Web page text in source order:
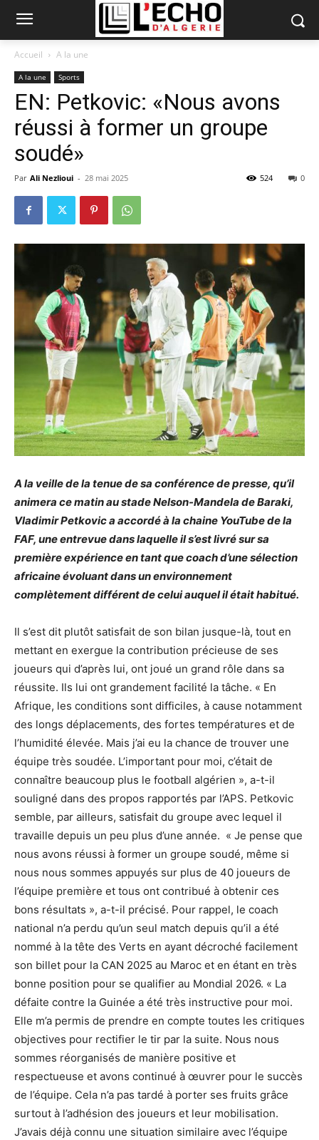
Accueil A la une
A la une Sports
EN: Petkovic: «Nous avons
réussi à former un groupe
soudé»
Par Ali Nezlioui - 28 mai 2025 0
524
A la veille de la tenue de sa conférence de presse, qu’il
animera ce matin au stade Nelson-Mandela de Baraki,
Vladimir Petkovic a accordé à la chaine YouTube de la
FAF, une entrevue dans laquelle il s’est livré sur sa
première expérience en tant que coach d’une sélection
africaine évoluant dans un environnement
complètement différent de celui auquel il était habitué.
Il s’est dit plutôt satisfait de son bilan jusque-là, tout en
mettant en exergue la contribution précieuse de ses
joueurs qui d’après lui, ont joué un grand rôle dans sa
réussite. Ils lui ont grandement facilité la tâche. « En
Afrique, les conditions sont difficiles, à cause notamment
des longs déplacements, des fortes températures et de
l’humidité élevée. Mais j’ai eu la chance de trouver une
équipe très soudée. L’important pour moi, c’était de
connaître beaucoup plus le football algérien », a-t-il
souligné dans des propos rapportés par l’APS. Petkovic
semble, par ailleurs, satisfait du groupe avec lequel il
travaille depuis un peu plus d’une année. « Je pense que
nous avons réussi à former un groupe soudé, même si
nous nous sommes appuyés sur plus de 40 joueurs de
l’équipe première et tous ont contribué à obtenir ces
bons résultats », a-t-il précisé. Pour rappel, le coach
national n’a perdu qu’un seul match depuis qu’il a été
nommé à la tête des Verts en ayant décroché facilement
son billet pour la CAN 2025 au Maroc et en étant en très
bonne position pour se qualifier au Mondial 2026. « La
défaite contre la Guinée a été très instructive pour moi.
Elle m’a permis de prendre en compte toutes les critiques
objectives pour rectifier le tir par la suite. Nous nous
sommes réorganisés de manière positive et
respectueuse et avons continué à œuvrer pour le succès
de l’équipe. Cela n’a pas tardé à porter ses fruits grâce
surtout à l’adhésion des joueurs et leur mobilisation.
J’avais déjà connu une situation similaire avec l’équipe